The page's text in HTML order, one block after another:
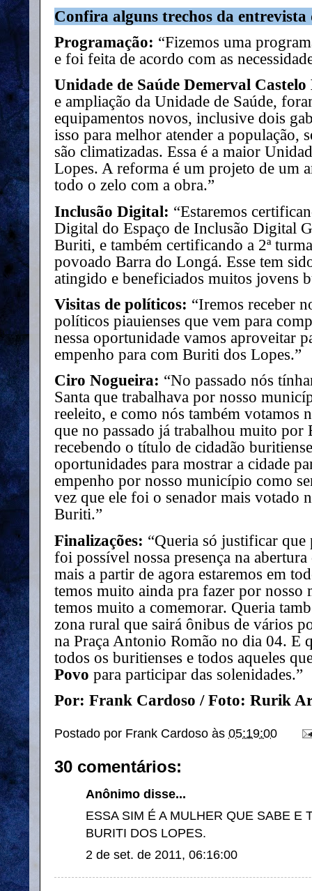
Confira alguns trechos da
Programação: “Fizemos uma
e foi feita de acordo com as
Unidade de Saúde Demerval
e ampliação da Unidade de Saúde,
equipamentos novos, inclusive dois
isso para melhor atender a população,
são climatizadas. Essa é a maior
Lopes. A reforma é um projeto de um
todo o zelo com a obra.”
Inclusão Digital: “Estaremos
Digital do Espaço de Inclusão Digital
Buriti, e também certificando a 2ª
povoado Barra do Longá. Esse tem
atingido e beneficiados muitos jovens
Visitas de políticos: “Iremos receber
políticos piauienses que vem para
nessa oportunidade vamos aproveitar
empenho para com Buriti dos Lopes.”
Ciro Nogueira: “No passado nós
Santa que trabalhava por nosso
reeleito, e como nós também votamos
que no passado já trabalhou muito por
recebendo o título de cidadão
oportunidades para mostrar a cidade
empenho por nosso município como
vez que ele foi o senador mais votado
Buriti.”
Finalizações: “Queria só justificar
foi possível nossa presença na
mais a partir de agora estaremos em
temos muito ainda pra fazer por nosso
temos muito a comemorar. Queria
zona rural que sairá ônibus de vários
na Praça Antonio Romão no dia 04. E
todos os buritienses e todos aqueles
Povo para participar das solenidades.”
Por: Frank Cardoso / Foto: Rurik
Postado por Frank Cardoso às 05:19:00
30 comentários:
Anônimo disse...
ESSA SIM É A MULHER QUE SABE E
BURITI DOS LOPES.
2 de set. de 2011, 06:16:00